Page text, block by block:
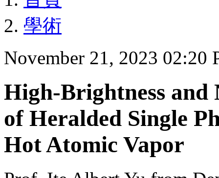
學術
November 21, 2023 02:20
High-Brightness
of Heralded Single
Hot Atomic Vapor